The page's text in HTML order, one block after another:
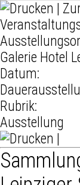
Galerie Hotel
Datum:
Rubrik:
Ausstellung